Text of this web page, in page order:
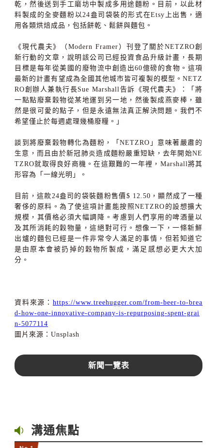
乾，然後送到手工磨坊中製成多用途麵粉。目前，以此材
料製成的全麥麵粉以24盎司袋裝的形式在Etsy上出售，適
用各類烘焙成品，包括餅乾、鬆餅與麵包。
《現代農夫》（Modern Framer）刊登了關於NETZRO創
新行動的文章，說明該公司已經投資食品升級計畫，長期
目標是每年從美國的廢物流中創造出60億磅的食物。這項
最新的計畫有望成為全國其他城市皆可複製的模型。NETZ
RO創辦人兼執行長Sue Marshall告訴《現代農夫》：「將
一點點廢棄穀物從某地運到另一地，然後製成燕麥棒，雖
然是很可愛的點子，但是永遠無法真正解決問題。我們不
希望僅止於每週處理幾桶廢糧。」
談到將廢棄穀物轉化為麵粉，「NETZRO」意味著嚴肅的
生意，而且由於新冠肺炎造成麵粉嚴重短缺，去年開始NE
TZRO就取得良好商機。在這艱難的一年裡，Marshall將其
形容為「一線光明」。
目前，這款24盎司的袋裝麵粉售價$ 12.50，顯然成了一種
奢侈的原料。為了使這項計畫能按照NETZRO的設想擴大
規模，其價格必須大幅調降。考慮到人們享用的啤酒量以
及其所消耗的穀物量，這絕對可行。想像一下，一條新鮮
出爐的麵包已經是一件非常令人滿足的事情，但若知道它
是由原本會被扔掉的穀物所製成，滿足感想必更大大加
分。
資料來源： https://www.treehugger.com/from-beer-to-brea
d-how-one-innovative-company-is-repurposing-spent-grai
n-5077114
圖片來源：Unsplash
新聞一覽表
溝通焦點